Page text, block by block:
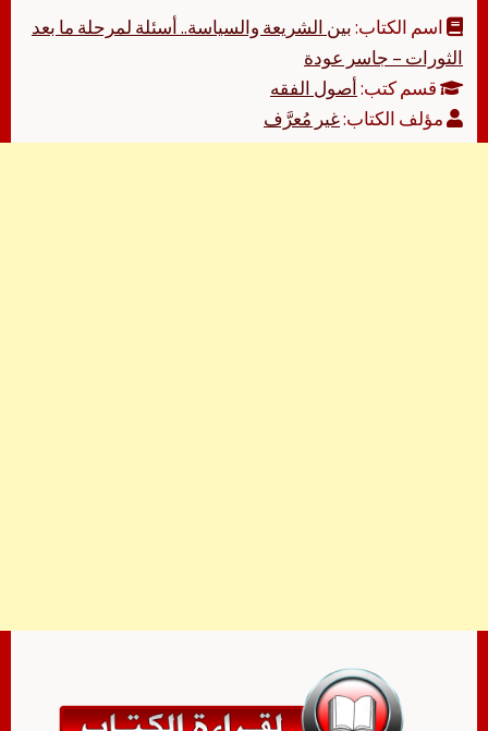
اسم الكتاب:بين الشريعة والسياسة.. أسئلة لمرحلة ما بعد
الثورات – جاسر عودة
قسم كتب:أصول الفقه
مؤلف الكتاب:غير مُعرَّف